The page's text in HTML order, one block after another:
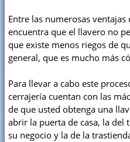
Entre las numerosas
encuentra que el llavero no
que existe menos riegos de
general, que es mucho más
Para llevar a cabo este
cerrajería cuentan con las
de que usted obtenga una
abrir la puerta de casa, la del
su negocio y la de la